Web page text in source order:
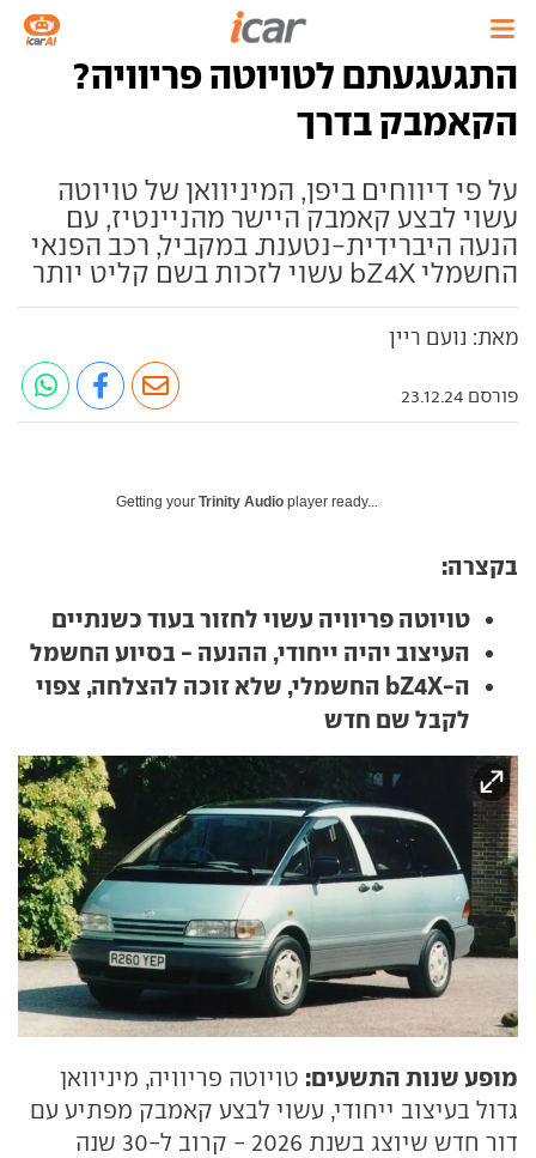
התגעגעתם לטויוטה פריוויה?
הקאמבק בדרך
על פי דיווחים ביפן, המיניוואן של טויוטה
עשוי לבצע קאמבק היישר מהניינטיז, עם
הנעה היברידית-נטענת. במקביל, רכב הפנאי
החשמלי bZ4X עשוי לזכות בשם קליט יותר
מאת: נועם ריין
פורסם 23.12.24
Getting your Trinity Audio player ready...
בקצרה:
טויוטה פריוויה עשוי לחזור בעוד כשנתיים
העיצוב יהיה ייחודי, ההנעה - בסיוע החשמל
ה-bZ4X החשמלי, שלא זוכה להצלחה, צפוי
לקבל שם חדש
מופע שנות התשעים: טויוטה פריוויה, מיניוואן
גדול בעיצוב ייחודי, עשוי לבצע קאמבק מפתיע עם
דור חדש שיוצג בשנת 2026 - קרוב ל-30 שנה